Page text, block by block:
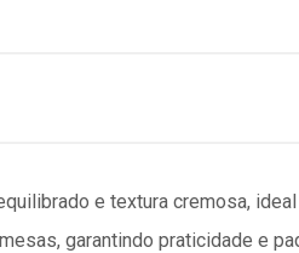
e textura cremosa,
garantindo praticidade e